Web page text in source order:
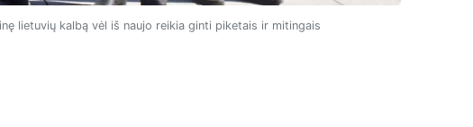
lietuvių kalbą vėl iš naujo reikia ginti piketais ir mitingais